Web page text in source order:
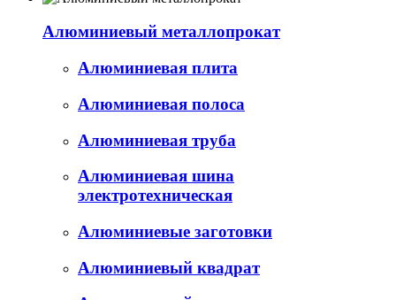
Алюминиевый металлопрокат
Алюминиевая плита
Алюминиевая полоса
Алюминиевая труба
Алюминиевая шина
электротехническая
Алюминиевые заготовки
Алюминиевый квадрат